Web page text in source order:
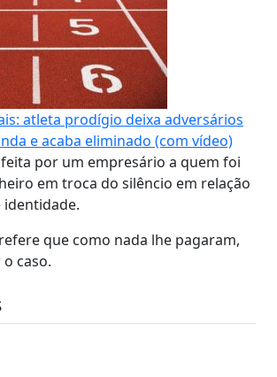
atleta prodígio deixa adversários
e acaba eliminado (com vídeo)
por um empresário a quem foi
em troca do silêncio em relação
identidade.
que como nada lhe pagaram,
caso.